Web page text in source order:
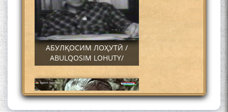
АБУЛҚОСИМ ЛОҲУТӢ /
ABULQOSIM LOHUTY/